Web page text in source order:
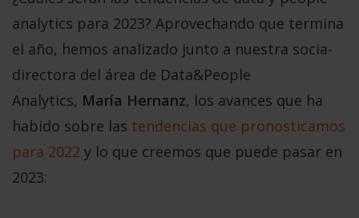
analytics para 2023? Aprovechando que termina
el año, hemos analizado junto a nuestra socia-
directora del área de Data&People
Analytics, María Hernanz, los avances que ha
habido sobre las tendencias que pronosticamos
para 2022 y lo que creemos que puede pasar en
2023: